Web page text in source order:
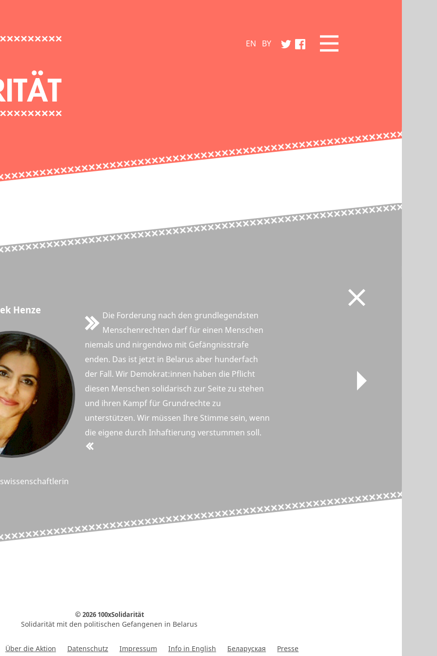
EN BY
Henze
Die Forderung nach den grundlegendsten
Menschenrechten darf für einen Menschen
niemals und nirgendwo mit Gefängnisstrafe
enden. Das ist jetzt in Belarus aber hunderfach
der Fall. Wir Demokrat:innen haben die Pflicht
diesen Menschen solidarisch zur Seite zu stehen
und ihren Kampf für Grundrechte zu
unterstützen. Wir müssen Ihre Stimme sein, wenn
die eigene durch Inhaftierung verstummen soll.
© 2026 100xSolidarität
Solidarität mit den politischen Gefangenen in Belarus
Über die Aktion Datenschutz Impressum Info in English Беларуская Presse